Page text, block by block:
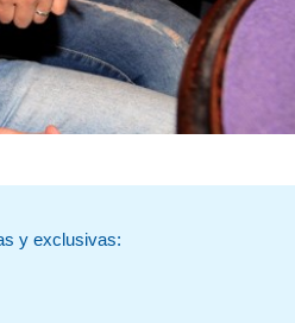
y exclusivas: